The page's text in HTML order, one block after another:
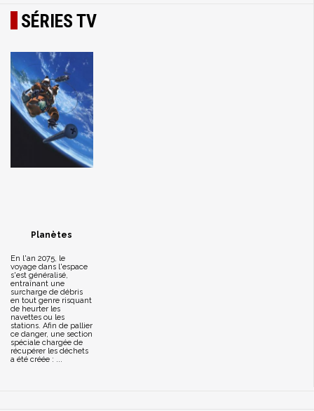
SÉRIES TV
Planètes
En l'an 2075, le
voyage dans l'espace
s'est généralisé,
entraînant une
surcharge de débris
en tout genre risquant
de heurter les
navettes ou les
stations. Afin de pallier
ce danger, une section
spéciale chargée de
récupérer les déchets
a été créée : ...